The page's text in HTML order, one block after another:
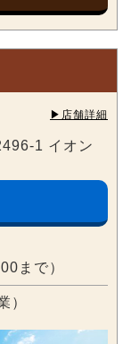
▶︎店舗詳細
1 イオン
まで）
）